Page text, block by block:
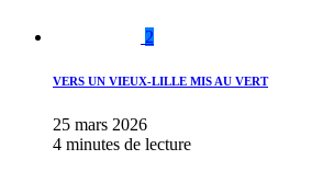
2
VERS UN VIEUX-LILLE MIS AU VERT
25 mars 2026
4 minutes de lecture